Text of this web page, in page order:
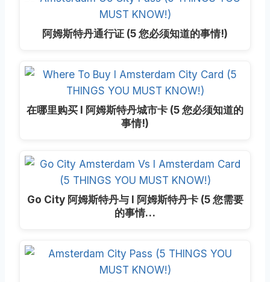
阿姆斯特丹通行证 (5 您必须知道的事情!)
在哪里购买 I 阿姆斯特丹城市卡 (5 您必须知道的
事情!)
Go City 阿姆斯特丹与 I 阿姆斯特丹卡 (5 您需要
的事情…